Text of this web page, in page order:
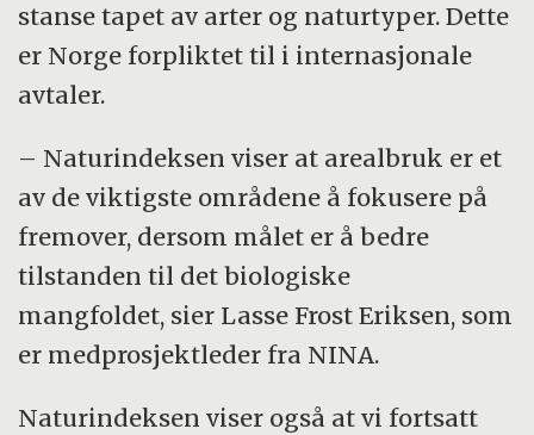
stanse tapet av arter og naturtyper. Dette
er Norge forpliktet til i internasjonale
avtaler.
– Naturindeksen viser at arealbruk er et
av de viktigste områdene å fokusere på
fremover, dersom målet er å bedre
tilstanden til det biologiske
mangfoldet, sier Lasse Frost Eriksen, som
er medprosjektleder fra NINA.
Naturindeksen viser også at vi fortsatt